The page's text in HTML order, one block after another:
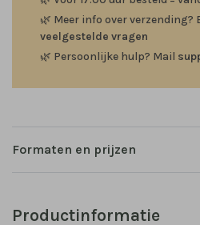
🌿 Meer info over verzending?
veelgestelde vragen
🌿 Persoonlijke hulp? Mail
Formaten en prijzen
Productinformatie